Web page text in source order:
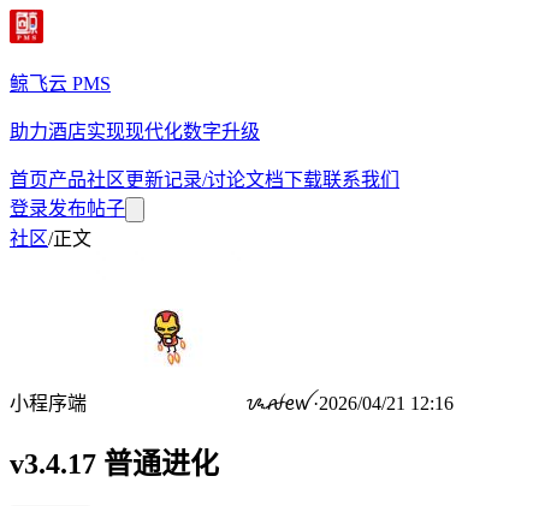
鲸飞云 PMS
助力酒店实现现代化数字升级
首页产品社区更新记录/讨论文档下载联系我们
登录发布帖子
社区/正文
小程序端 ᝰꫛꫀꪝ·2026/04/21 12:16
v3.4.17 普通进化